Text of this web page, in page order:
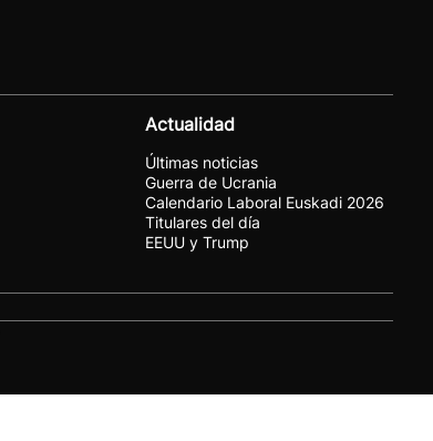
Actualidad
Últimas noticias
Guerra de Ucrania
Calendario Laboral Euskadi 2026
Titulares del día
EEUU y Trump